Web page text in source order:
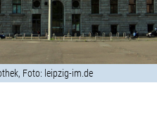
Foto: leipzig-im.de